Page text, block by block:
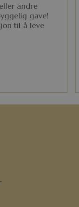
andre
gave!
til å leve